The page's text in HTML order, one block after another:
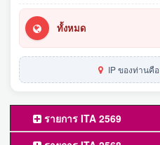
ทั้งหมด
IP ของท่านคือ
รายการ ITA 2569